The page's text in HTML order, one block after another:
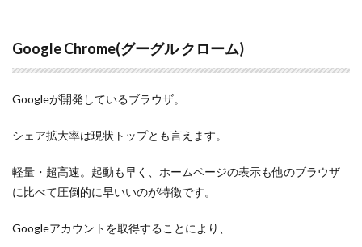
Google Chrome(グーグル クローム)
Googleが開発しているブラウザ。
シェア拡大率は現状トップとも言えます。
軽量・超高速。起動も早く、ホームページの表示も他のブラウザ
に比べて圧倒的に早いいのが特徴です。
Googleアカウントを取得することにより、